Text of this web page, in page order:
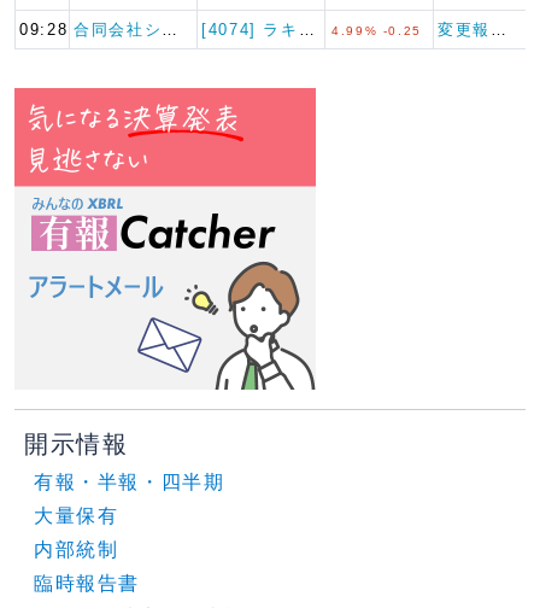
09:28 4.99% -0.25
開示情報
有報・半報・四半期
大量保有
内部統制
臨時報告書